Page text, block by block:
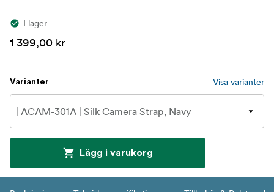
I lager
1 399,00 kr
Varianter Visa varianter
Lägg i varukorg